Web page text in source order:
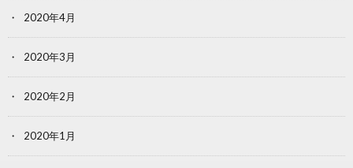
2020年4月
2020年3月
2020年2月
2020年1月